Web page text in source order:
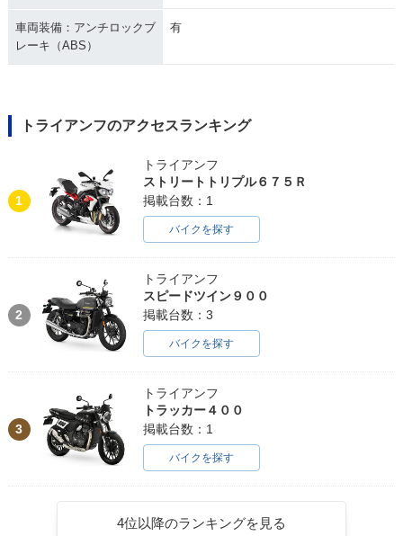
車両装備：アンチロックブ
レーキ（ABS）
有
トライアンフのアクセスランキング
1
トライアンフ
ストリートトリプル６７５Ｒ
掲載台数：1
バイクを探す
2
トライアンフ
スピードツイン９００
掲載台数：3
バイクを探す
3
トライアンフ
トラッカー４００
掲載台数：1
バイクを探す
4位以降のランキングを見る